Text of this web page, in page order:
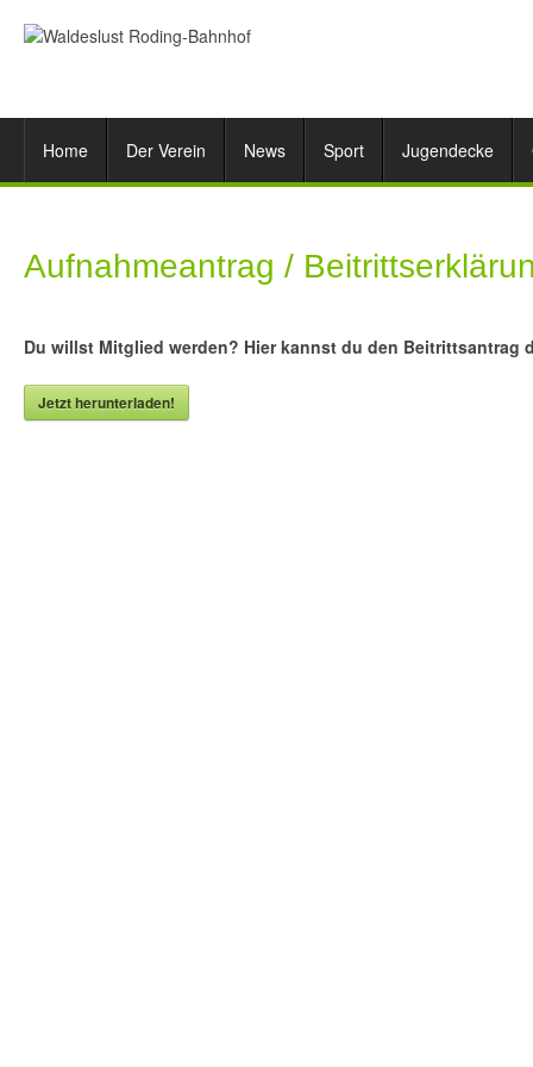
Home Der Verein News Sport Jugendecke
Aufnahmeantrag /
Du willst Mitglied werden? Hier kannst du den Beitrittsantrag
Jetzt herunterladen!